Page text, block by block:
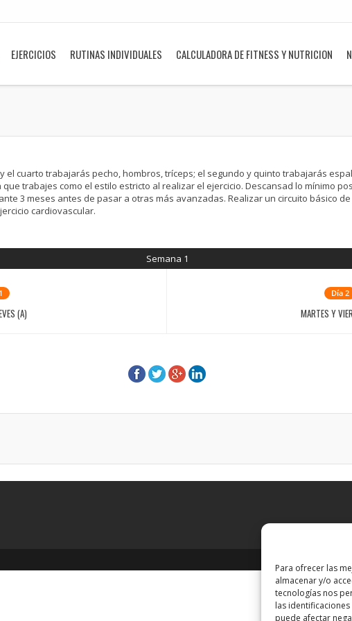
Para ofrecer las
almacenar y/o
tecnologías nos
las
puede afectar
EJERCICIOS RUTINAS INDIVIDUALES CALCULADORA DE FITNESS Y NUTRICION
el cuarto trabajarás pecho, hombros, tríceps; el segundo y quinto trabajarás
trabajes como el estilo estricto al realizar el ejercicio. Descansad lo mínimo
3 meses antes de pasar a otras más avanzadas. Realizar un circuito básico
cardiovascular.
Semana 1
(A)
Día 2
MARTES Y